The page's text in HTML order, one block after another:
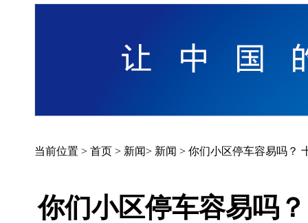
当前位置 > 首页 > 新闻> 新闻 > 你们小区停车容易吗？
你们小区停车容易吗